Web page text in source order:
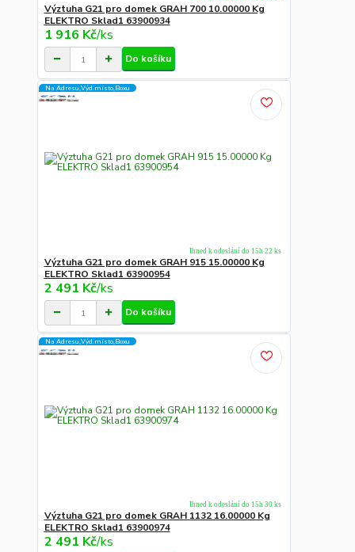
Výztuha G21 pro domek GRAH 700 10.00000 Kg
ELEKTRO Sklad1 63900934
1 916 Kč/ks
Do košíku
Na Adresu,Výd.místo,Boxu
Výztuha G21 pro domek GRAH 915 15.00000 Kg
ELEKTRO Sklad1 63900954
2 491 Kč/ks
Ihned k odeslání do 15h 22 ks
Do košíku
Na Adresu,Výd.místo,Boxu
Výztuha G21 pro domek GRAH 1132 16.00000 Kg
ELEKTRO Sklad1 63900974
2 491 Kč/ks
Ihned k odeslání do 15h 30 ks